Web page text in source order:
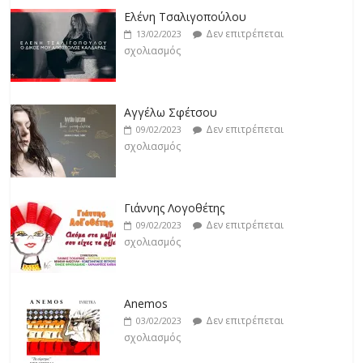
19/02/2023
Δεν επιτρέπεται
σχολιασμός
18/02/2023
Δεν επιτρέπεται
σχολιασμός
Ελένη Τσαλιγοπούλου
13/02/2023
Δεν επιτρέπεται
σχολιασμός
Αγγέλω Σφέτσου
09/02/2023
Δεν επιτρέπεται
σχολιασμός
Γιάννης Λογοθέτης
09/02/2023
Δεν επιτρέπεται
σχολιασμός
Anemos
03/02/2023
Δεν επιτρέπεται
σχολιασμός